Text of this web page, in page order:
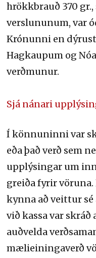
hrökkbrauð 370
verslununum, var
Krónunni en dýrust
Hagkaupum og
verðmunur.
Sjá nánari
Í könnuninni var
eða það verð sem
upplýsingar um
greiða fyrir
kynna að veittur
við kassa var skráð
auðvelda
mælieiningaverð